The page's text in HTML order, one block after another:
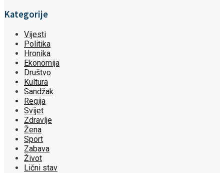
Kategorije
Vijesti
Politika
Hronika
Ekonomija
Društvo
Kultura
Sandžak
Regija
Svijet
Zdravlje
Žena
Sport
Zabava
Život
Lični stav